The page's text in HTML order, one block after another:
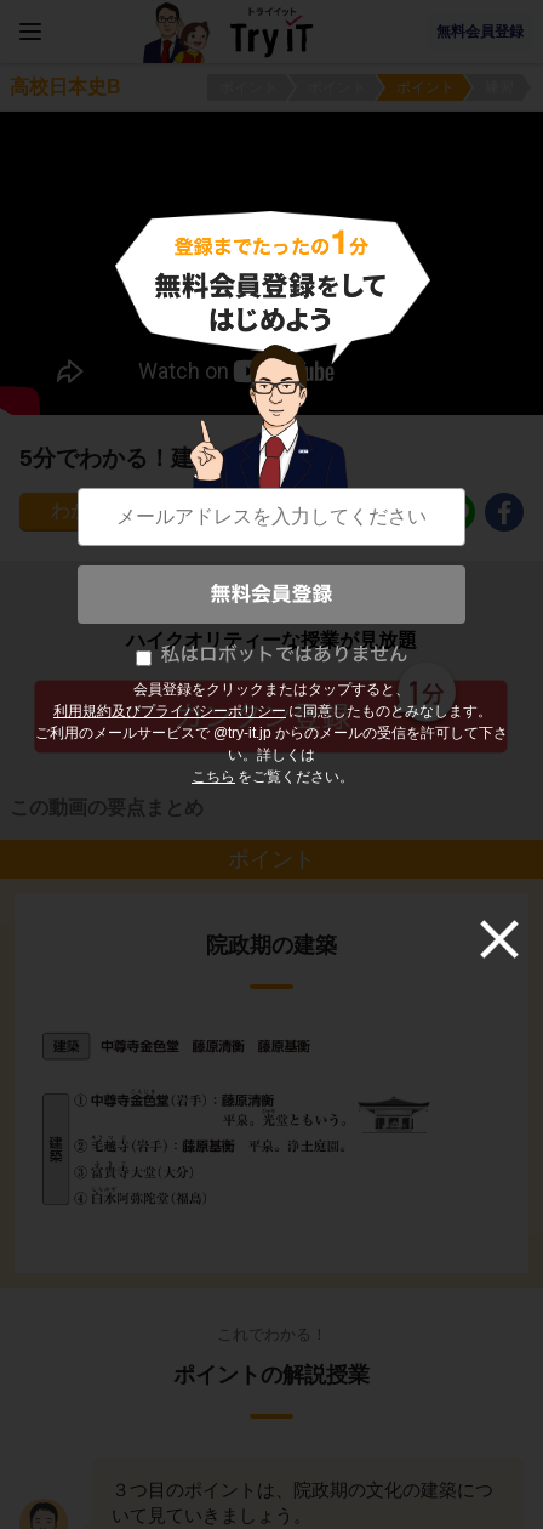
無料会員登録
会員登録をクリックまたはタップすると、
利用規約及びプライバシーポリシー に同意したものとみなします。
ご利用のメールサービスで @try-it.jp からのメールの受信を許可して下さ
い。詳しくは
こちら をご覧ください。
高校日本史B ポイント
5分でわかる！建築
28
子どもの勉強から大人の学び直しまで
ハイクオリティーな授業が見放題
この動画の要点まとめ
ポイント
院政期の建築
これでわかる！
ポイントの解説授業
３つ目のポイントは、院政期の文化の建築につ
いて見ていきましょう。